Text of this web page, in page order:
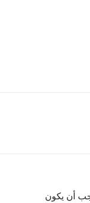
أن يكون